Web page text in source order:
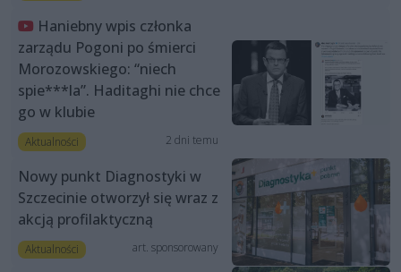
Haniebny wpis członka
zarządu Pogoni po śmierci
Morozowskiego: “niech
spie***la”. Haditaghi nie chce
go w klubie
Aktualności 2 dni temu
Nowy punkt Diagnostyki w
Szczecinie otworzył się wraz z
akcją profilaktyczną
Aktualności art. sponsorowany